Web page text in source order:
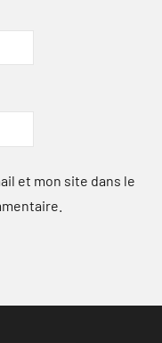
et mon site dans le